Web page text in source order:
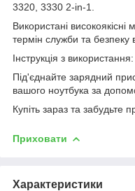
3320, 3330 2-in-1.
Використані
термін служби та безпеку
Інструкція з використання:
Під'єднайте зарядний
вашого ноутбука за
Купіть зараз та забудьте
Приховати
Характеристики